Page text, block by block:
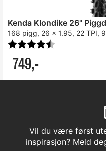
Kenda Klondike 26"
168 pigg, 26 x 1.95, 22 TPI,
749,-
Karakter:
Vil du være først
inspirasjon? Meld